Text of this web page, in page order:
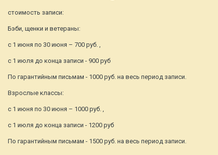
стоимость записи:
Бэби, щенки и ветераны:
с 1 июня по 30 июня – 700 руб. ,
с 1 июля до конца записи - 900 руб
По гарантийным письмам - 1000 руб. на весь период записи.
Взрослые классы:
с 1 июня по 30 июня – 1000 руб. ,
с 1 июля до конца записи - 1200 руб
По гарантийным письмам - 1500 руб. на весь период записи.